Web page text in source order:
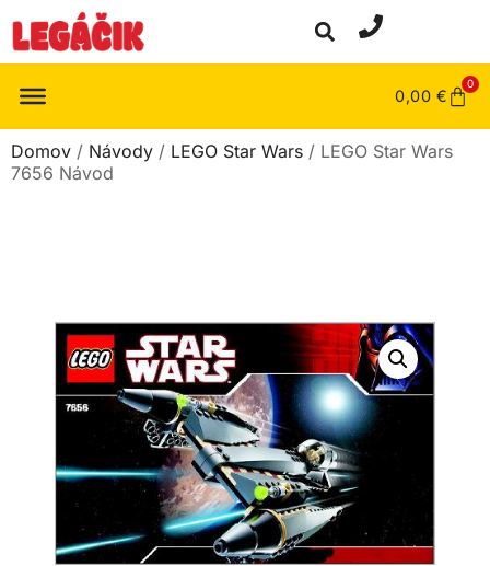
0,00 €
0
Domov / Návody / LEGO Star Wars / LEGO Star Wars
7656 Návod